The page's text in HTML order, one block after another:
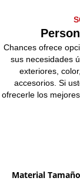
Chances ofrece
sus necesidades
exteriores,
accesorios. Si
ofrecerle los
Material Tamaño